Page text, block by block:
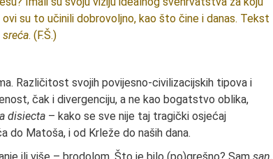
su to učinili dobrovoljno, kao što čine i danas. Tekst
. (F.Š.)
Različitost svojih po­vijesno-civilizacijskih tipova i
čak i divergenciju, a ne kao bogat­stvo oblika,
disiecta – kako se sve nije taj tragički osjećaj
do Matoša, i od Krleže do naših dana.
ili više – brodolom. Što je bilo (po)grešno? Sam san,